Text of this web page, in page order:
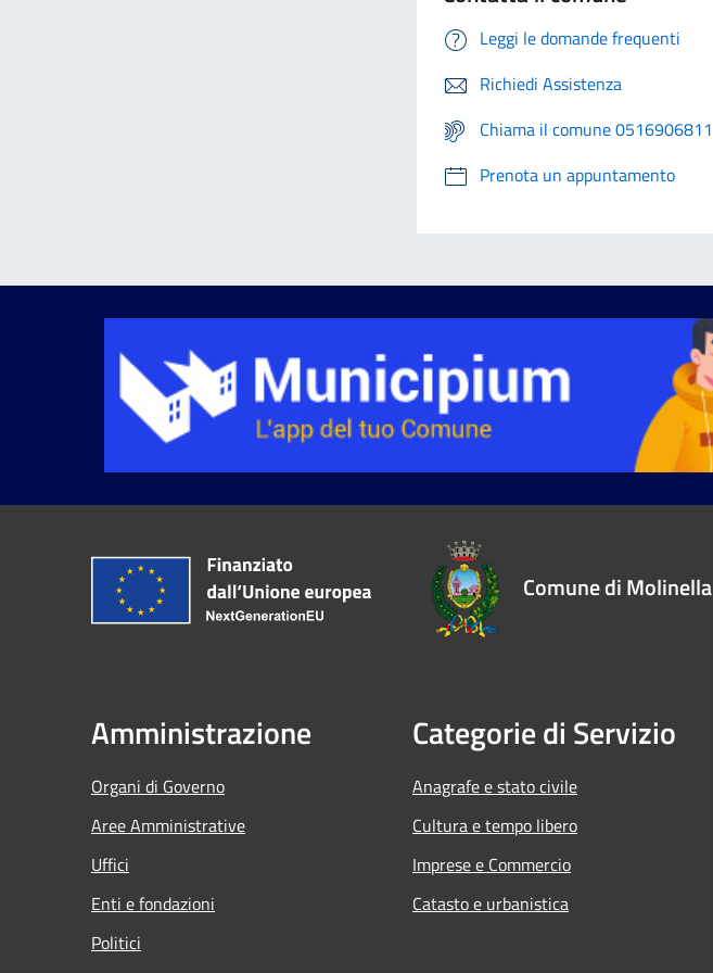
Leggi le domande frequenti
Richiedi Assistenza
Chiama il comune 0516906811
Prenota un appuntamento
Comune di Molinella
Amministrazione
Organi di Governo
Aree Amministrative
Uffici
Enti e fondazioni
Politici
Categorie di Servizio
Anagrafe e stato civile
Cultura e tempo libero
Imprese e Commercio
Catasto e urbanistica